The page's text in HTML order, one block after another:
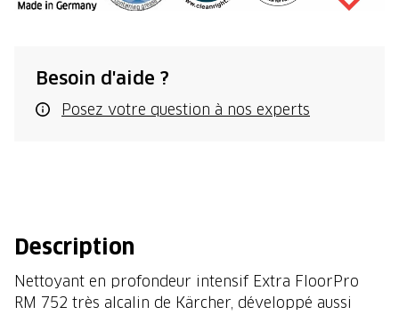
Besoin d'aide ?
Posez votre question à nos experts
Description
Nettoyant en profondeur intensif Extra FloorPro
RM 752 très alcalin de Kärcher, développé aussi